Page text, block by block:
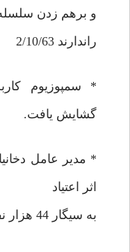
و برهم زدن
راندارند 2/10/63
* سمپوزيوم
گشايش يافت.
* مدير عامل
اثر اعتياد
به سيگار 44 هزار نفر از بين مي روند 3/10/63